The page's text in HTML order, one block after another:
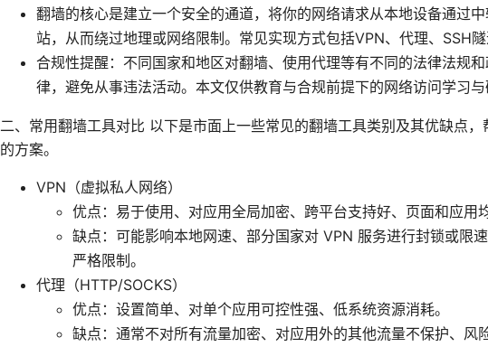
翻墙的核心是建立一个安全的通道，将你的网络请求从本地设备通过
站，从而绕过地理或网络限制。常见实现方式包括VPN、代理、SSH隧
合规性提醒：不同国家和地区对翻墙、使用代理等有不同的法律法规
律，避免从事违法活动。本文仅供教育与合规前提下的网络访问学习与
二、常用翻墙工具对比 以下是市面上一些常见的翻墙工具类别及其优缺点
的方案。
VPN（虚拟私人网络）
优点：易于使用、对应用全局加密、跨平台支持好、页面和应用
缺点：可能影响本地网速、部分国家对 VPN 服务进行封锁或限
严格限制。
代理（HTTP/SOCKS）
优点：设置简单、对单个应用可控性强、低系统资源消耗。
缺点：通常不对所有流量加密、对应用外的其他流量不保护、风